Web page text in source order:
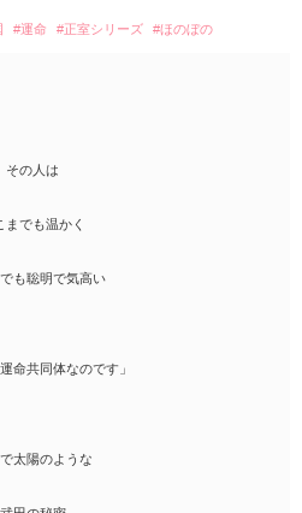
#運命 #正室シリーズ #ほのぼの
その人は
までも温かく
も聡明で気高い
命共同体なのです」
太陽のような